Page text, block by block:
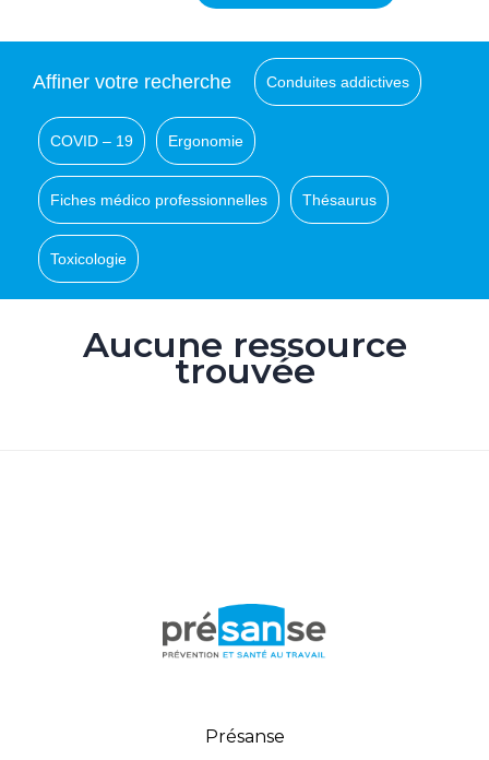
Affiner votre recherche Conduites addictives
COVID – 19 Ergonomie
Fiches médico professionnelles Thésaurus
Toxicologie
Aucune ressource
trouvée
Présanse